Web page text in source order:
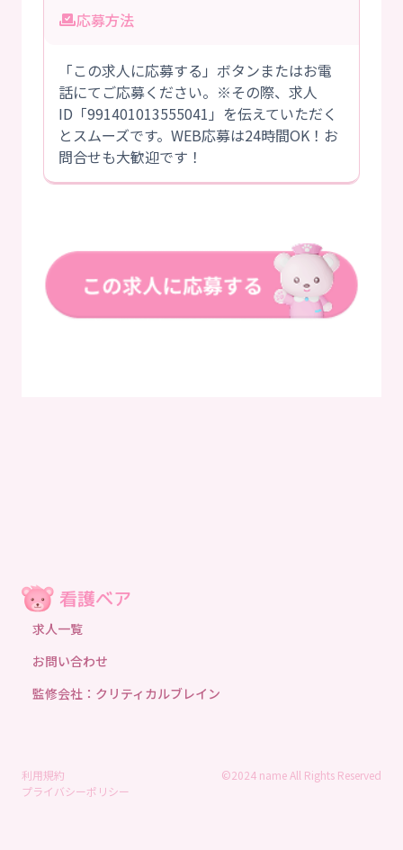
応募方法
「この求人に応募する」ボタンまたはお電
話にてご応募ください。※その際、求人
ID「991401013555041」を伝えていただく
とスムーズです。WEB応募は24時間OK！お
問合せも大歓迎です！
求人一覧
お問い合わせ
監修会社：クリティカルブレイン
利用規約
プライバシーポリシー
©2024 name All Rights Reserved